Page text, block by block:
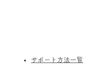
サポート方法一覧